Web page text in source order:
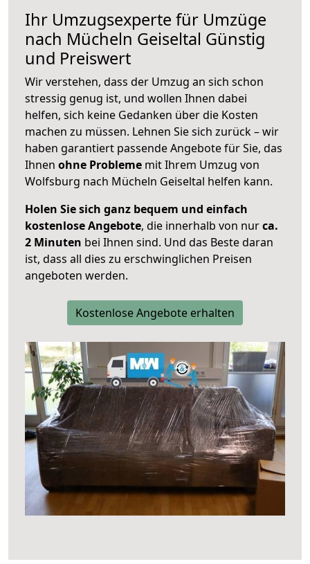
Ihr Umzugsexperte für Umzüge
nach Mücheln Geiseltal Günstig
und Preiswert
Wir verstehen, dass der Umzug an sich schon
stressig genug ist, und wollen Ihnen dabei
helfen, sich keine Gedanken über die Kosten
machen zu müssen. Lehnen Sie sich zurück – wir
haben garantiert passende Angebote für Sie, das
Ihnen ohne Probleme mit Ihrem Umzug von
Wolfsburg nach Mücheln Geiseltal helfen kann.
Holen Sie sich ganz bequem und einfach
kostenlose Angebote, die innerhalb von nurca.
2 Minuten bei Ihnen sind. Und das Beste daran
ist, dass all dies zu erschwinglichen Preisen
angeboten werden.
Kostenlose Angebote erhalten